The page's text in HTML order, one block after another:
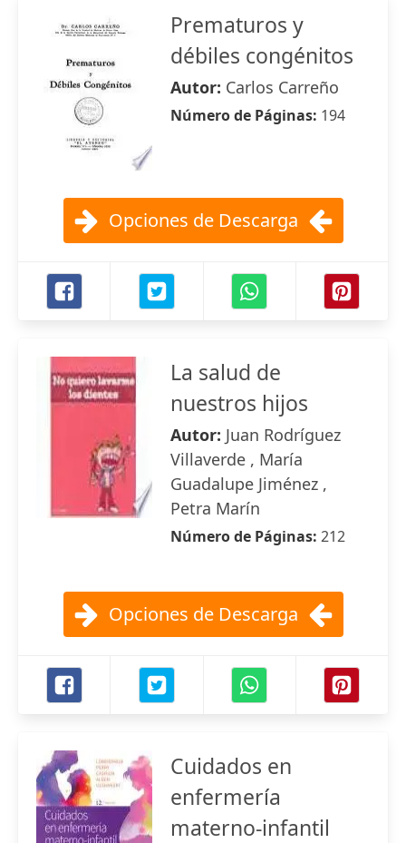
Prematuros y
débiles congénitos
Autor: Carlos Carreño
Número de Páginas: 194
Opciones de Descarga
La salud de
nuestros hijos
Autor: Juan Rodríguez
Villaverde , María
Guadalupe Jiménez ,
Petra Marín
Número de Páginas: 212
Opciones de Descarga
Cuidados en
enfermería
materno-infantil